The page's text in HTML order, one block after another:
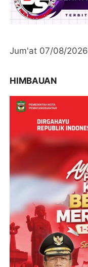
Jum'at 07/08/2026
HIMBAUAN